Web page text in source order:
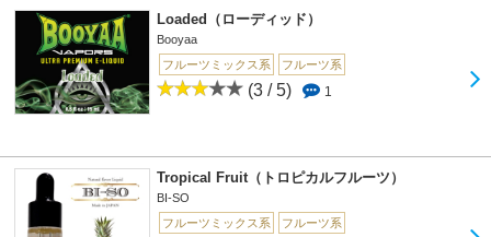
Loaded（ローディッド）
Booyaa
フルーツミックス系
フルーツ系
(3 / 5) 1
Tropical Fruit（トロピカルフルーツ）
BI-SO
フルーツミックス系
フルーツ系